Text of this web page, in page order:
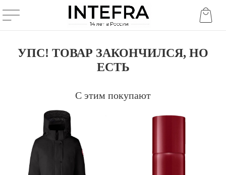
УПС! ТОВАР ЗАКОНЧИЛСЯ, НО
ЕСТЬ
С этим покупают